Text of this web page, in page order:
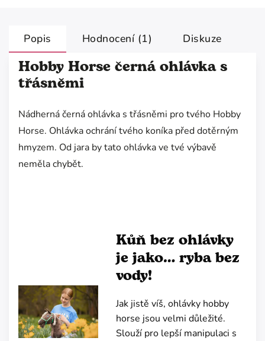
Popis Hodnocení (1) Diskuze
Hobby Horse černá ohlávka s
třásněmi
Nádherná černá ohlávka s třásněmi pro tvého Hobby
Horse. Ohlávka ochrání tvého koníka před dotěrným
hmyzem. Od jara by tato ohlávka ve tvé výbavě
neměla chybět.
Kůň bez ohlávky
je jako… ryba bez
vody!
Jak jistě víš, ohlávky hobby
horse jsou velmi důležité.
Slouží pro lepší manipulaci s